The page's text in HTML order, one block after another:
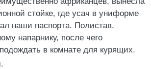
стойке, где усач в униформе
наши паспорта. Полистав,
напарнику, после чего
в комнате для курящих.